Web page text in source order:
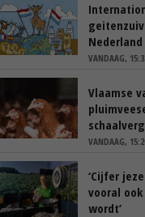
VANDAAG,
Vlaamse
VANDAAG,
‘Cijfer
vooral
wordt’